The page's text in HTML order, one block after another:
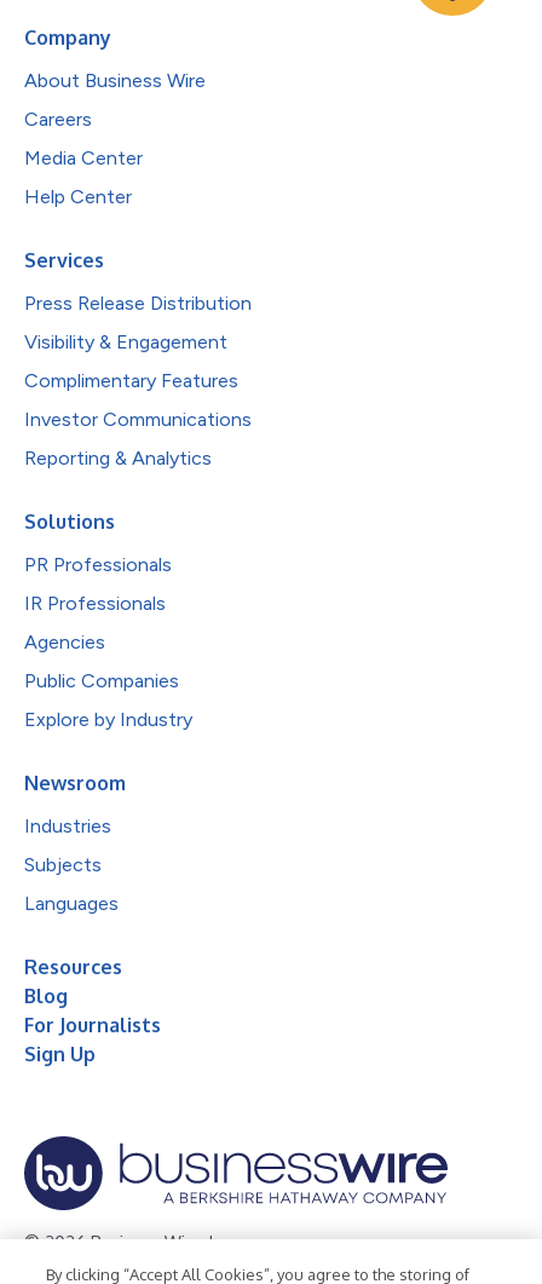
Company
About Business Wire
Careers
Media Center
Help Center
Services
Press Release Distribution
Visibility & Engagement
Complimentary Features
Investor Communications
Reporting & Analytics
Solutions
PR Professionals
IR Professionals
Agencies
Public Companies
Explore by Industry
Newsroom
Industries
Subjects
Languages
Resources
Blog
For Journalists
Sign Up
© 2026 Business Wire, Inc.
By clicking “Accept All Cookies”, you agree to the storing of